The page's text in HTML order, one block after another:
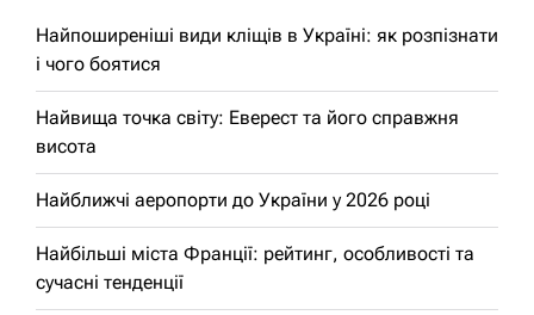
Найпоширеніші види кліщів в Україні: як розпізнати
і чого боятися
Найвища точка світу: Еверест та його справжня
висота
Найближчі аеропорти до України у 2026 році
Найбільші міста Франції: рейтинг, особливості та
сучасні тенденції